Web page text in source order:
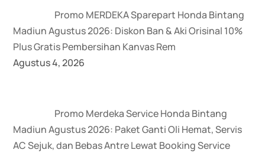
Promo MERDEKA Sparepart Honda Bintang
Madiun Agustus 2026: Diskon Ban & Aki Orisinal 10%
Plus Gratis Pembersihan Kanvas Rem
Agustus 4, 2026
Promo Merdeka Service Honda Bintang
Madiun Agustus 2026: Paket Ganti Oli Hemat, Servis
AC Sejuk, dan Bebas Antre Lewat Booking Service